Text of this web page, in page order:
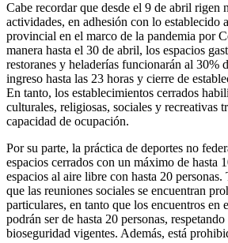
Cabe recordar que desde el 9 de abril rigen
actividades, en adhesión con lo establecido
provincial en el marco de la pandemia por
manera hasta el 30 de abril, los espacios
restoranes y heladerías funcionarán al 30%
ingreso hasta las 23 horas y cierre de
En tanto, los establecimientos cerrados
culturales, religiosas, sociales y recreativas
capacidad de ocupación.
Por su parte, la práctica de deportes no
espacios cerrados con un máximo de hasta
espacios al aire libre con hasta 20 personas.
que las reuniones sociales se encuentran
particulares, en tanto que los encuentros en
podrán ser de hasta 20 personas,
bioseguridad vigentes. Además, está